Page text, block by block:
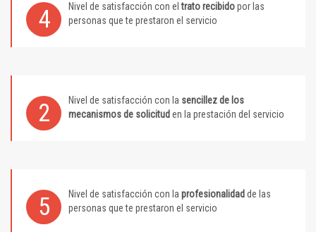
4 Nivel de satisfacción con eltrato recibidopor las
personas que te prestaron el servicio
2 Nivel de satisfacción con la sencillez de los
mecanismos de solicitud en la prestación del servicio
5 Nivel de satisfacción con la profesionalidad de las
personas que te prestaron el servicio